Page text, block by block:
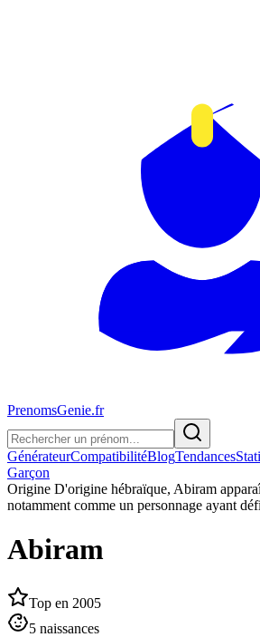
PrenomsGenie.fr
GénérateurCompatibilitéBlogTendances
Garçon
Origine D'origine hébraïque, Abiram
notamment comme un personnage ayant
Abiram
Top en 2005
5 naissances